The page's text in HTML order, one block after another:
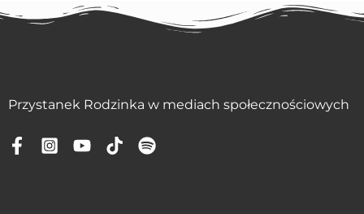
Przystanek Rodzinka w mediach społecznościowych